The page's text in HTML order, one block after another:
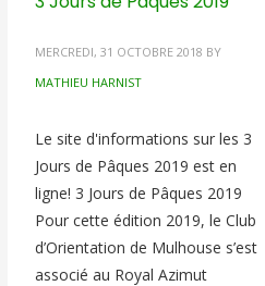
MERCREDI, 31 OCTOBRE 2018 BY
MATHIEU HARNIST
Le site d'informations sur les 3
Jours de Pâques 2019 est en
ligne! 3 Jours de Pâques 2019
Pour cette édition 2019, le Club
d’Orientation de Mulhouse s’est
associé au Royal Azimut